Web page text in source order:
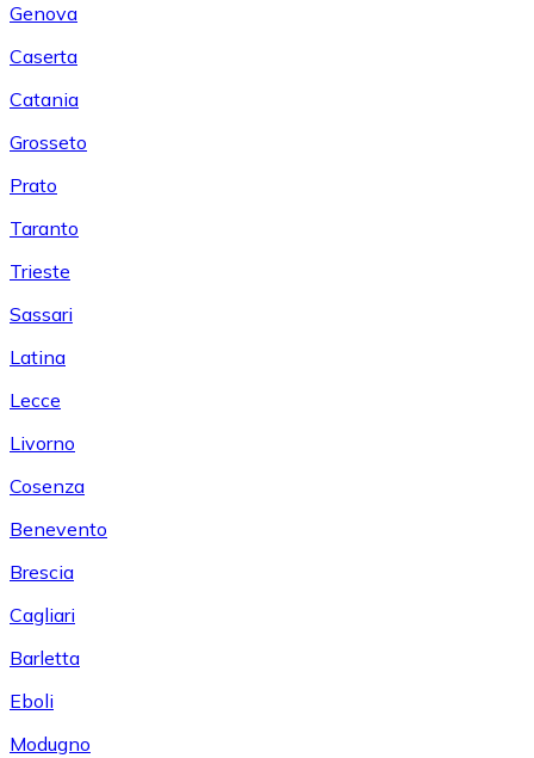
Genova
Caserta
Catania
Grosseto
Prato
Taranto
Trieste
Sassari
Latina
Lecce
Livorno
Cosenza
Benevento
Brescia
Cagliari
Barletta
Eboli
Modugno